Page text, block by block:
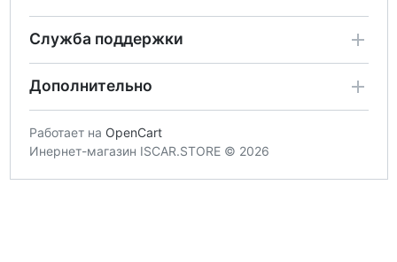
Служба поддержки
Дополнительно
Работает на OpenCart
Инернет-магазин ISCAR.STORE © 2026